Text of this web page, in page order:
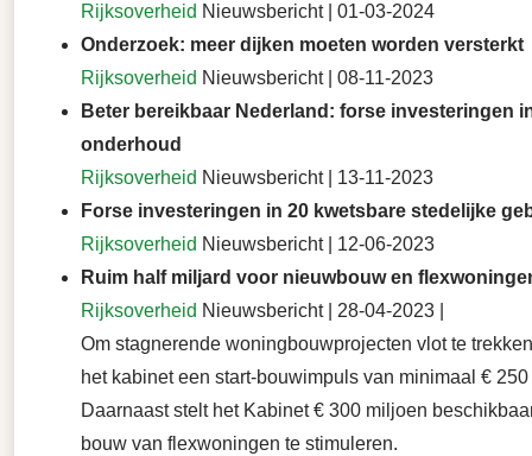
Rijksoverheid Nieuwsbericht | 01-03-2024
Onderzoek: meer dijken moeten worden versterkt
Rijksoverheid Nieuwsbericht | 08-11-2023
Beter bereikbaar Nederland: forse investeringen
onderhoud
Rijksoverheid Nieuwsbericht | 13-11-2023
Forse investeringen in 20 kwetsbare stedelijke
Rijksoverheid Nieuwsbericht | 12-06-2023
Ruim half miljard voor nieuwbouw en
Rijksoverheid Nieuwsbericht | 28-04-2023 |
Om stagnerende woningbouwprojecten vlot te
het kabinet een start-bouwimpuls van minimaal €
Daarnaast stelt het Kabinet € 300 miljoen
bouw van flexwoningen te stimuleren.